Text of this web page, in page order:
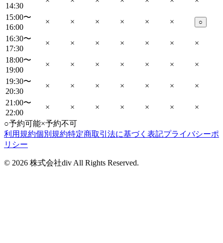
14:30
15:00〜
16:00
× × × × × × ○
16:30〜
17:30
× × × × × ×
×
18:00〜
19:00
× × × × × ×
×
19:30〜
20:30
× × × × × ×
×
21:00〜
22:00
× × × × × ×
×
○予約可能×予約不可
利用規約個別規約特定商取引法に基づく表記プライバシーポ
リシー
© 2026 株式会社div All Rights Reserved.